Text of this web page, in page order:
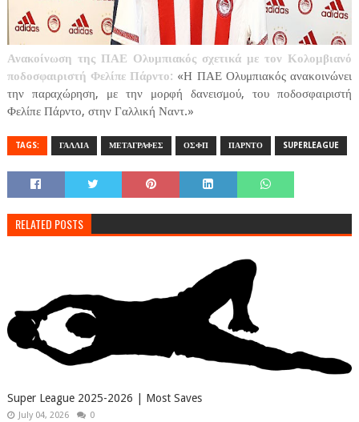
Ανακοίνωση της ΠΑΕ Ολυμπιακός σχετικά με τον Κολομβιανό
ποδοσφαιριστή Φελίπε Πάρντο: «Η ΠΑΕ Ολυμπιακός ανακοινώνει
την παραχώρηση, με την μορφή δανεισμού, του ποδοσφαιριστή
Φελίπε Πάρντο, στην Γαλλική Ναντ.»
TAGS: ΓΑΛΛΙΑ ΜΕΤΑΓΡΑΦΕΣ ΟΣΦΠ ΠΑΡΝΤΟ SUPERLEAGUE
RELATED POSTS
Super League 2025-2026 | Most Saves
July 04, 2026 0